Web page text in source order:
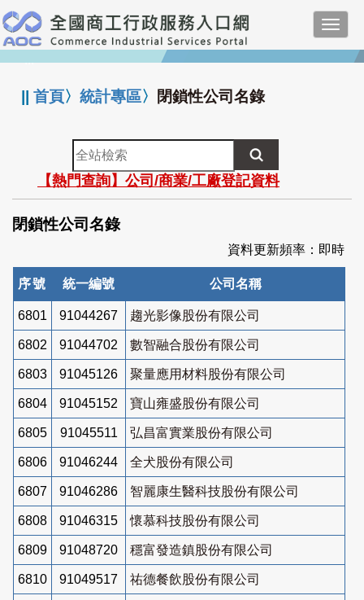
跳
到
主
要
:::
||首頁〉統計專區〉 閉鎖性公司名錄
全
站
檢
索
【熱門查詢】公司/商業/工廠登記資料
閉鎖性公司名錄
資料更新頻率：即時
序號 統一編號 公司名稱
6801 91044267 趨光影像股份有限公司
6802 91044702 數智融合股份有限公司
6803 91045126 聚量應用材料股份有限公司
6804 91045152 寶山雍盛股份有限公司
6805 91045511 弘昌富實業股份有限公司
6806 91046244 全犬股份有限公司
6807 91046286 智麗康生醫科技股份有限公司
6808 91046315 懷慕科技股份有限公司
6809 91048720 穩富發造鎮股份有限公司
6810 91049517 祐德餐飲股份有限公司